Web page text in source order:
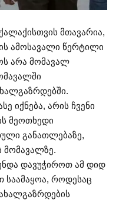
მთავარია,
ამოსავალი წერტილი
არა მომავალ
იქნება, არის ჩვენი
მეოთხედი
განათლებაზე,
მომავალზე.
დავუჭიროთ ამ დიდ
საამაყოა, როდესაც